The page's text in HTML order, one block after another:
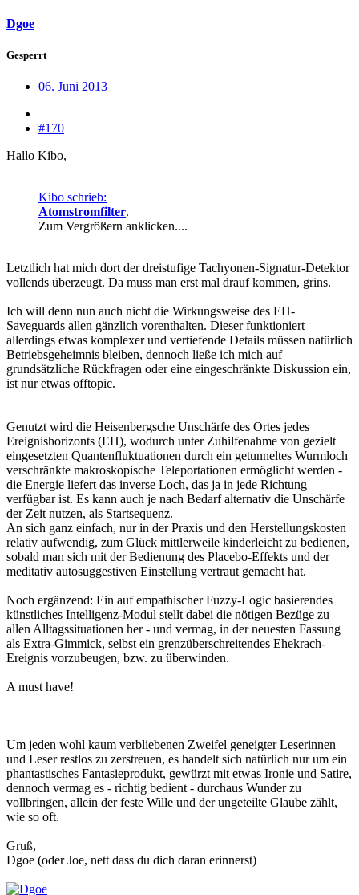
Dgoe
Gesperrt
06. Juni 2013
#170
Hallo Kibo,
Kibo schrieb:
Atomstromfilter.
Zum Vergrößern anklicken....
Letztlich hat mich dort der dreistufige Tachyonen-Signatur-Detektor
vollends überzeugt. Da muss man erst mal drauf kommen, grins.
Ich will denn nun auch nicht die Wirkungsweise des EH-
Saveguards allen gänzlich vorenthalten. Dieser funktioniert
allerdings etwas komplexer und vertiefende Details müssen natürlich
Betriebsgeheimnis bleiben, dennoch ließe ich mich auf
grundsätzliche Rückfragen oder eine eingeschränkte Diskussion ein,
ist nur etwas offtopic.
Genutzt wird die Heisenbergsche Unschärfe des Ortes jedes
Ereignishorizonts (EH), wodurch unter Zuhilfenahme von gezielt
eingesetzten Quantenfluktuationen durch ein getunneltes Wurmloch
verschränkte makroskopische Teleportationen ermöglicht werden -
die Energie liefert das inverse Loch, das ja in jede Richtung
verfügbar ist. Es kann auch je nach Bedarf alternativ die Unschärfe
der Zeit nutzen, als Startsequenz.
An sich ganz einfach, nur in der Praxis und den Herstellungskosten
relativ aufwendig, zum Glück mittlerweile kinderleicht zu bedienen,
sobald man sich mit der Bedienung des Placebo-Effekts und der
meditativ autosuggestiven Einstellung vertraut gemacht hat.
Noch ergänzend: Ein auf empathischer Fuzzy-Logic basierendes
künstliches Intelligenz-Modul stellt dabei die nötigen Bezüge zu
allen Alltagssituationen her - und vermag, in der neuesten Fassung
als Extra-Gimmick, selbst ein grenzüberschreitendes Ehekrach-
Ereignis vorzubeugen, bzw. zu überwinden.
A must have!
Um jeden wohl kaum verbliebenen Zweifel geneigter Leserinnen
und Leser restlos zu zerstreuen, es handelt sich natürlich nur um ein
phantastisches Fantasieprodukt, gewürzt mit etwas Ironie und Satire,
dennoch vermag es - richtig bedient - durchaus Wunder zu
vollbringen, allein der feste Wille und der ungeteilte Glaube zählt,
wie so oft.
Gruß,
Dgoe (oder Joe, nett dass du dich daran erinnerst)